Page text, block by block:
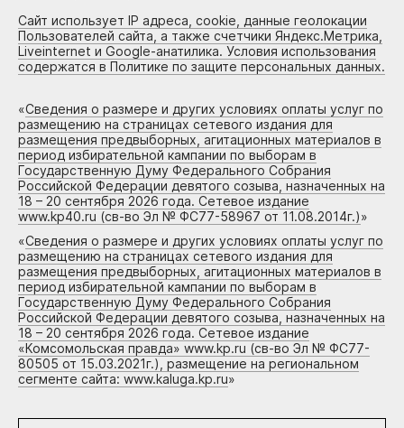
Сайт использует IP адреса, cookie, данные геолокации
Пользователей сайта, а также счетчики Яндекс.Метрика,
Liveinternet и Google-анатилика. Условия использования
содержатся в Политике по защите персональных данных.
«Сведения о размере и других условиях оплаты услуг по
размещению на страницах сетевого издания для
размещения предвыборных, агитационных материалов в
период избирательной кампании по выборам в
Государственную Думу Федерального Собрания
Российской Федерации девятого созыва, назначенных на
18 – 20 сентября 2026 года. Сетевое издание
www.kp40.ru (св-во Эл № ФС77-58967 от 11.08.2014г.)»
«Сведения о размере и других условиях оплаты услуг по
размещению на страницах сетевого издания для
размещения предвыборных, агитационных материалов в
период избирательной кампании по выборам в
Государственную Думу Федерального Собрания
Российской Федерации девятого созыва, назначенных на
18 – 20 сентября 2026 года. Сетевое издание
«Комсомольская правда» www.kp.ru (св-во Эл № ФС77-
80505 от 15.03.2021г.), размещение на региональном
сегменте сайта: www.kaluga.kp.ru»